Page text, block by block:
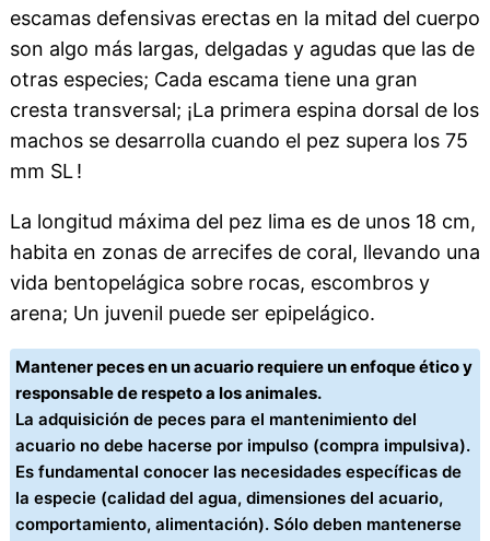
escamas defensivas erectas en la mitad del cuerpo
son algo más largas, delgadas y agudas que las de
otras especies; Cada escama tiene una gran
cresta transversal; ¡La primera espina dorsal de los
machos se desarrolla cuando el pez supera los 75
mm SL !
La longitud máxima del pez lima es de unos 18 cm,
habita en zonas de arrecifes de coral, llevando una
vida bentopelágica sobre rocas, escombros y
arena; Un juvenil puede ser epipelágico.
Mantener peces en un acuario requiere un enfoque ético y
responsable de respeto a los animales.
La adquisición de peces para el mantenimiento del
acuario no debe hacerse por impulso (compra impulsiva).
Es fundamental conocer las necesidades específicas de
la especie (calidad del agua, dimensiones del acuario,
comportamiento, alimentación). Sólo deben mantenerse